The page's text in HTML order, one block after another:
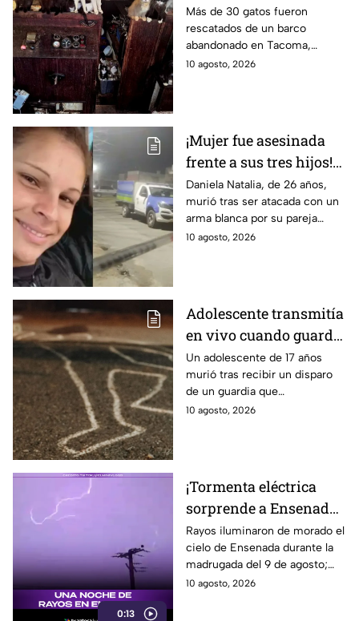
abandonado en la
playa; estaban
desnutridos y en malas
condiciones | FOTOS
Más de 30 gatos fueron
rescatados de un barco
abandonado en Tacoma,
Washington. Los animales
10 agosto, 2026
¡Mujer fue asesinada
frente a sus tres hijos!
Su expareja la apuñaló
tras una fuerte
discusión; lo buscan
por feminicidio
Daniela Natalia, de 26 años,
murió tras ser atacada con un
arma blanca por su pareja
dentro de su casa, frente a sus
10 agosto, 2026
Adolescente transmitía
en vivo cuando guardia
le disparó tras
confundirlo con un
ladrón
Un adolescente de 17 años
murió tras recibir un disparo
de un guardia que
presuntamente lo confundió
10 agosto, 2026
0:13
¡Tormenta eléctrica
sorprende a Ensenada!
Rayos iluminan de
morado el cielo durante
la madrugada ⛈️
Rayos iluminaron de morado el
cielo de Ensenada durante la
madrugada del 9 de agosto;
vecinos captaron el fenómeno
10 agosto, 2026